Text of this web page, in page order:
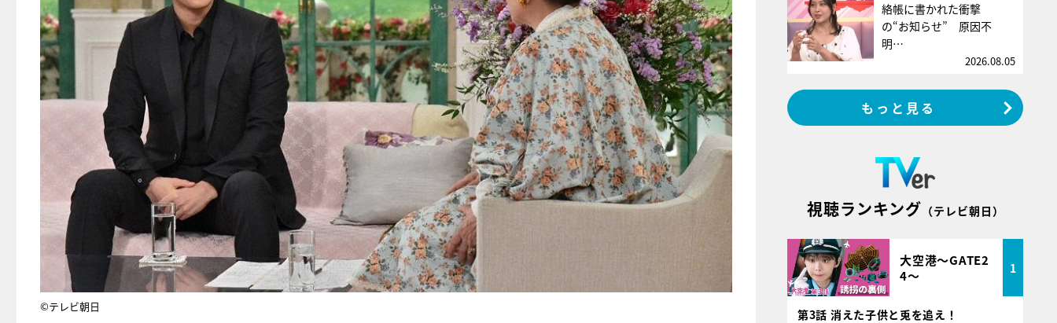
©テレビ朝日
絡帳に書かれた衝撃
の“お知らせ” 原因不
明…
2026.08.05
もっと見る
視聴ランキング （テレビ朝日）
大空港～GATE2
4～
1
第3話 消えた子供と兎を追え！